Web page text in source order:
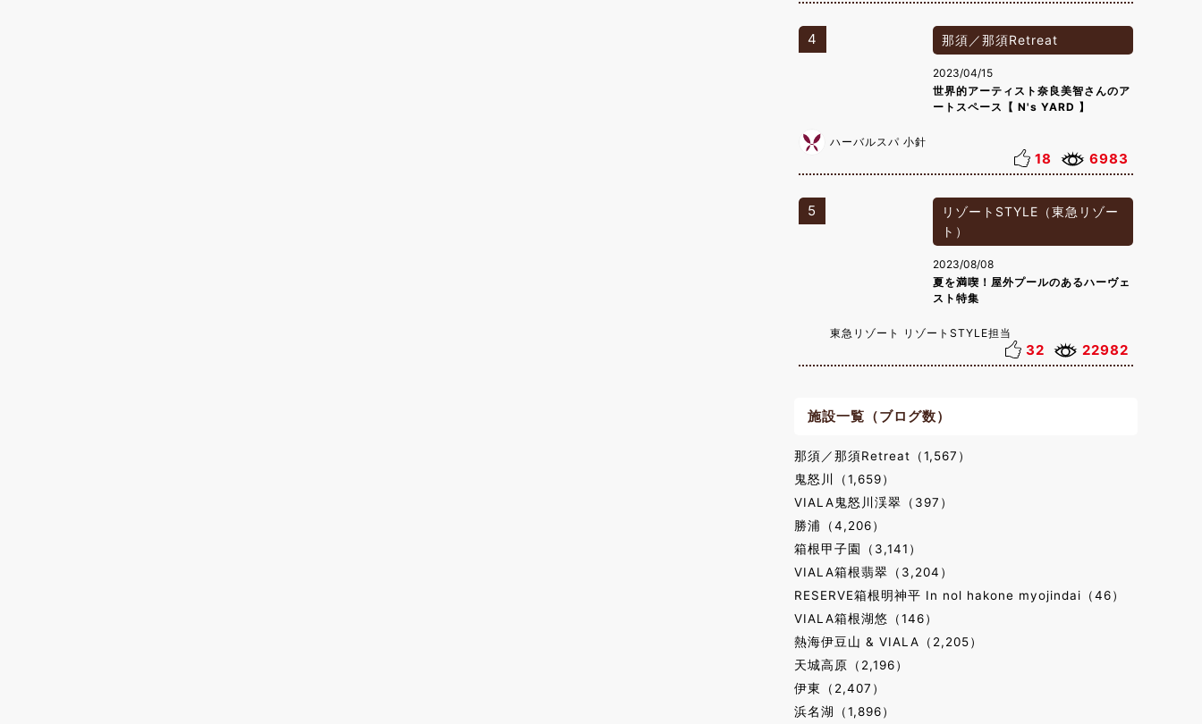
4 那須／那須Retreat
2023/04/15
世界的アーティスト奈良美智さんのア
ートスペース【 N's YARD 】
ハーバルスパ 小針
18 6983
5
リゾートSTYLE（東急リゾー
ト）
2023/08/08
夏を満喫！屋外プールのあるハーヴェ
スト特集
東急リゾート リゾートSTYLE担当
32 22982
施設一覧（ブログ数）
那須／那須Retreat（1,567）
鬼怒川（1,659）
VIALA鬼怒川渓翠（397）
勝浦（4,206）
箱根甲子園（3,141）
VIALA箱根翡翠（3,204）
RESERVE箱根明神平 In nol hakone myojindai（46）
VIALA箱根湖悠（146）
熱海伊豆山 & VIALA（2,205）
天城高原（2,196）
伊東（2,407）
浜名湖（1,896）